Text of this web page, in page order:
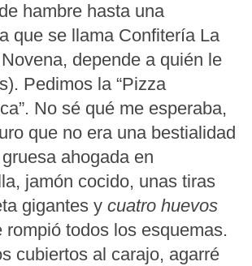
hambre hasta una
que se llama Confitería La
depende a quién le
Pedimos la “Pizza
No sé qué me esperaba,
que no era una bestialidad
ahogada en
jamón cocido, unas tiras
gigantes y cuatro huevos
rompió todos los esquemas.
cubiertos al carajo, agarré